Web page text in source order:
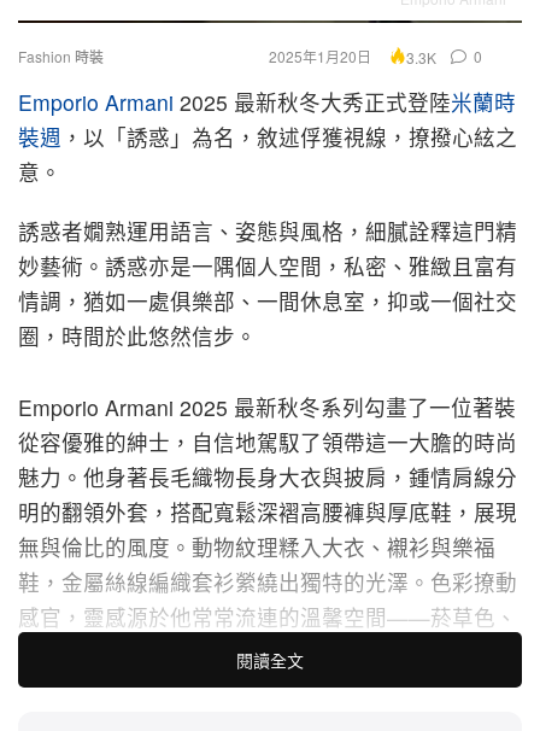
Fashion 時裝 2025年1月20日 3.3K 0
Emporio Armani 2025 最新秋冬大秀正式登陸米蘭時
裝週 ，以「誘惑」為名，敘述俘獲視線，撩撥心絃之
意。
誘惑者嫺熟運用語言、姿態與風格，細膩詮釋這門精
妙藝術。 誘惑亦是一隅個人空間，私密、雅緻且富有
情調，猶如一處俱樂部、 一間休息室，抑或一個社交
圈，時間於此悠然信步。
Emporio Armani 2025 最新秋冬系列勾畫了一位著裝
從容優雅的紳士， 自信地駕馭了領帶這一大膽的時尚
魅力。他身著長毛織物長身大衣與披肩，鍾情肩線分
明的翻領外套，搭配寬鬆深褶高腰褲與厚底鞋， 展現
無與倫比的風度。動物紋理糅入大衣、襯衫與樂福
鞋， 金屬絲線編織套衫縈繞出獨特的光澤。色彩撩動
感官， 靈感源於他常常流連的溫馨空間——菸草色、
石楠花色與巧克力色溫暖濃郁，交織成柔
和氛圍。
閱讀全文